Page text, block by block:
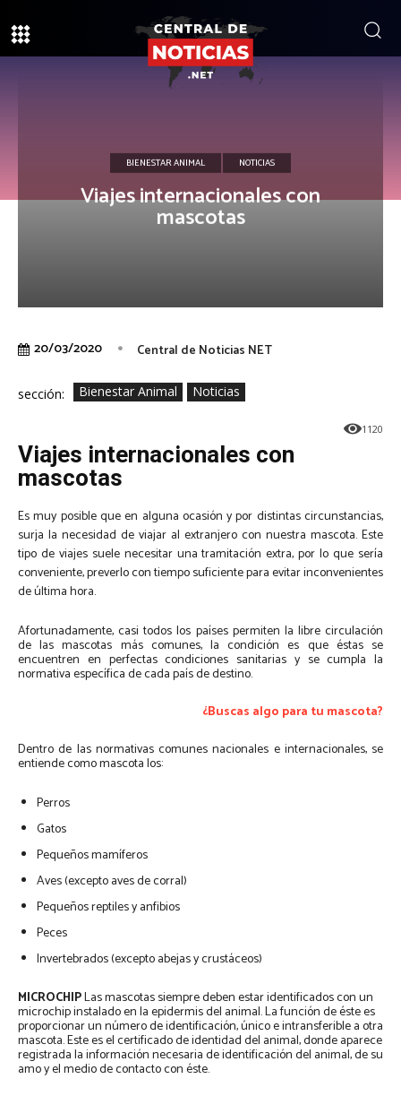
BIENESTAR ANIMAL NOTICIAS
Viajes internacionales con
mascotas
20/03/2020 Central de Noticias NET
sección: Bienestar Animal Noticias
1120
Viajes internacionales con
mascotas
Es muy posible que en alguna ocasión y por distintas circunstancias,
surja la necesidad de viajar al extranjero con nuestra mascota. Este
tipo de viajes suele necesitar una tramitación extra, por lo que sería
conveniente, preverlo con tiempo suficiente para evitar inconvenientes
de última hora.
Afortunadamente, casi todos los países permiten la libre circulación
de las mascotas más comunes, la condición es que éstas se
encuentren en perfectas condiciones sanitarias y se cumpla la
normativa específica de cada país de destino.
¿Buscas algo para tu mascota?
Dentro de las normativas comunes nacionales e internacionales, se
entiende como mascota los:
Perros
Gatos
Pequeños mamíferos
Aves (excepto aves de corral)
Pequeños reptiles y anfibios
Peces
Invertebrados (excepto abejas y crustáceos)
MICROCHIPLas mascotas siempre deben estar identificados con un
microchip instalado en la epidermis del animal. La función de éste es
proporcionar un número de identificación, único e intransferible a otra
mascota. Este es el certificado de identidad del animal, donde aparece
registrada la información necesaria de identificación del animal, de su
amo y el medio de contacto con éste.